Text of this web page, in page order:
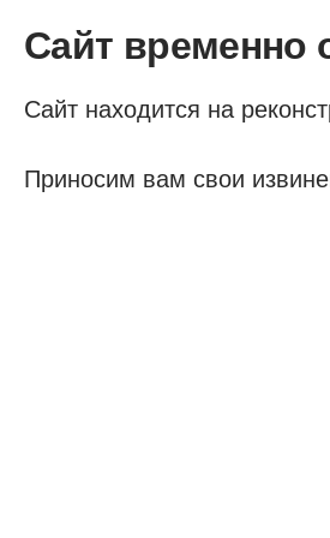
Сайт временно
Сайт находится на
Приносим вам свои